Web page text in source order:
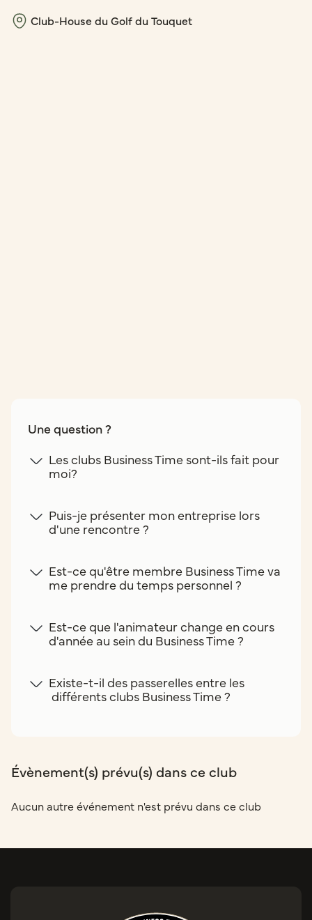
Club-House du Golf du Touquet
Une question ?
Les clubs Business Time sont-ils fait pour
moi?
Puis-je présenter mon entreprise lors
d'une rencontre ?
Est-ce qu'être membre Business Time va
me prendre du temps personnel ?
Est-ce que l'animateur change en cours
d'année au sein du Business Time ?
Existe-t-il des passerelles entre les
différents clubs Business Time ?
Évènement(s) prévu(s) dans ce club
Aucun autre événement n'est prévu dans ce club